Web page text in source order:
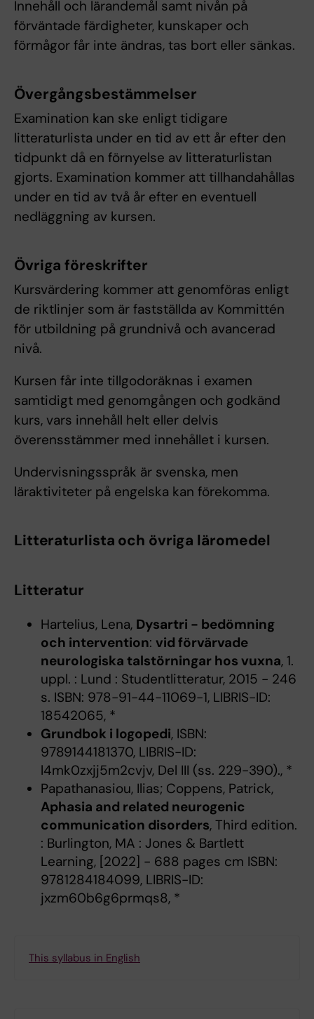
Innehåll och lärandemål samt nivån på
förväntade färdigheter, kunskaper och
förmågor får inte ändras, tas bort eller sänkas.
Övergångsbestämmelser
Examination kan ske enligt tidigare
litteraturlista under en tid av ett år efter den
tidpunkt då en förnyelse av litteraturlistan
gjorts. Examination kommer att tillhandahållas
under en tid av två år efter en eventuell
nedläggning av kursen.
Övriga föreskrifter
Kursvärdering kommer att genomföras enligt
de riktlinjer som är fastställda av Kommittén
för utbildning på grundnivå och avancerad
nivå.
Kursen får inte tillgodoräknas i examen
samtidigt med genomgången och godkänd
kurs, vars innehåll helt eller delvis
överensstämmer med innehållet i kursen.
Undervisningsspråk är svenska, men
läraktiviteter på engelska kan förekomma.
Litteraturlista och övriga läromedel
Litteratur
Hartelius, Lena, Dysartri - bedömning
och intervention: vid förvärvade
neurologiska talstörningar hos vuxna, 1.
uppl. : Lund : Studentlitteratur, 2015 - 246
s. ISBN: 978-91-44-11069-1, LIBRIS-ID:
18542065, *
Grundbok i logopedi, ISBN:
9789144181370, LIBRIS-ID:
l4mk0zxjj5m2cvjv, Del III (ss. 229-390)., *
Papathanasiou, Ilias; Coppens, Patrick,
Aphasia and related neurogenic
communication disorders, Third edition.
: Burlington, MA : Jones & Bartlett
Learning, [2022] - 688 pages cm ISBN:
9781284184099, LIBRIS-ID:
jxzm60b6g6prmqs8, *
This syllabus in English